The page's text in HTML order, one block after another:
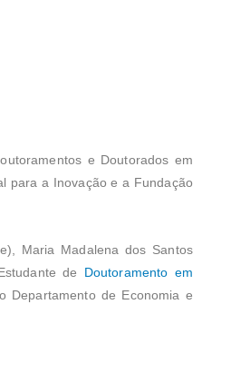
e Doutorados em
para a Inovação e a Fundação
Maria Madalena dos Santos
de Doutoramento em
Departamento de Economia e